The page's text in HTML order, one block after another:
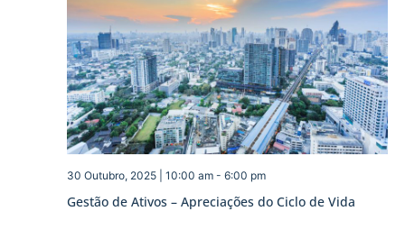
Gestão de Ativos – Apreciações do Ciclo de Vida
30 Outubro, 2025 | 10:00 am- 6:00 pm